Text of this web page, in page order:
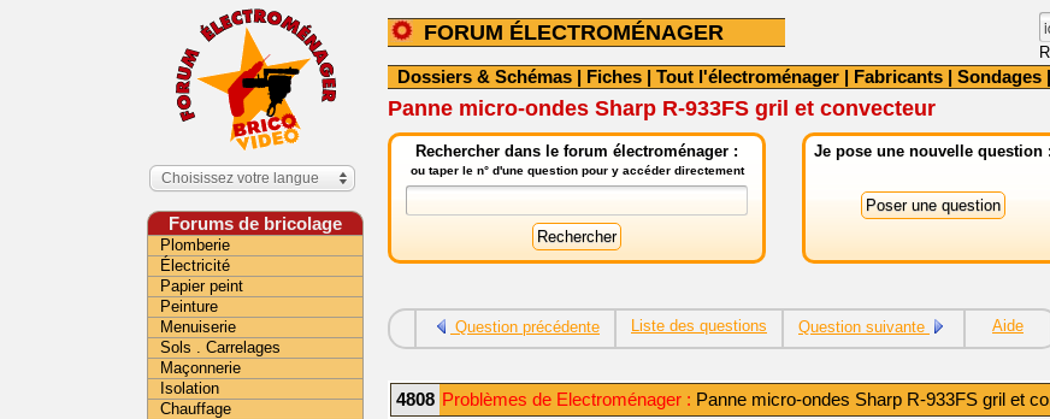
FORUM ÉLECTROMÉNAGER
Dossiers & Schémas | Fiches | Tout l'électroménager | Fabricants | Sondages |
Panne micro-ondes Sharp R-933FS gril et convecteur
Rechercher dans le forum électroménager :
ou taper le n° d'une question pour y accéder directement
Je pose une nouvelle question :
Question précédente Liste des questions Question suivante Aide
4808 Problèmes de Electroménager : Panne micro-ondes Sharp R-933FS gril et
Choisissez votre langue
Forums de bricolage
Plomberie
Électricité
Papier peint
Peinture
Menuiserie
Sols . Carrelages
Maçonnerie
Isolation
Chauffage